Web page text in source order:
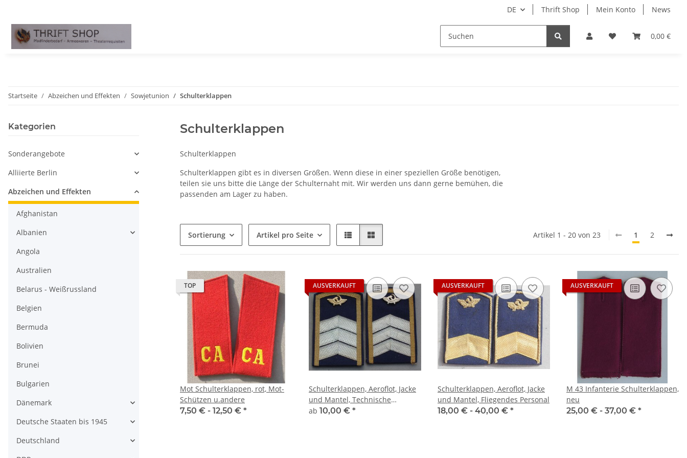
DE Thrift Shop Mein Konto News
0,00 €
Startseite Abzeichen und Effekten Sowjetunion Schulterklappen
Schulterklappen
Schulterklappen
Schulterklappen gibt es in diversen Größen. Wenn diese in einer speziellen Größe benötigen,
teilen sie uns bitte die Länge der Schulternaht mit. Wir werden uns dann gerne bemühen, die
passenden am Lager zu haben.
Sortierung Artikel pro Seite Artikel 1 - 20 von 23 1 2
TOP
Mot Schulterklappen, rot, Mot-
Schützen u.andere
7,50 € - 12,50 € *
AUSVERKAUFT
Schulterklappen, Aeroflot, Jacke
und Mantel, Technische
Laufbahnen
ab 10,00 € *
AUSVERKAUFT
Schulterklappen, Aeroflot, Jacke
und Mantel, Fliegendes Personal
18,00 € - 40,00 € *
AUSVERKAUFT
M 43 Infanterie Schulterklappen,
neu
25,00 € - 37,00 € *
Kategorien
Sonderangebote
Alliierte Berlin
Abzeichen und Effekten
Afghanistan
Albanien
Angola
Australien
Belarus - Weißrussland
Belgien
Bermuda
Bolivien
Brunei
Bulgarien
Dänemark
Deutsche Staaten bis 1945
Deutschland